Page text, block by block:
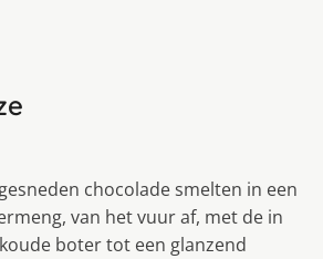
chocolade smelten in een
van het vuur af, met de in
boter tot een glanzend